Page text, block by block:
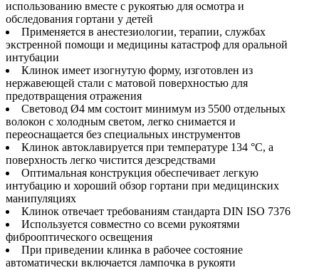
использованию вместе с рукоятью для осмотра и
обследования гортани у детей
Применяется в анестезиологии, терапии, службах
экстренной помощи и медицины катастроф для оральной
интубации
Клинок имеет изогнутую форму, изготовлен из
нержавеющей стали с матовой поверхностью для
предотвращения отражения
Световод Ø4 мм состоит минимум из 5500 отдельных
волокон с холодным светом, легко снимается и
переоснащается без специальных инструментов
Клинок автоклавируется при температуре 134 °C, а
поверхность легко чистится дезсредствами
Оптимальная конструкция обеспечивает легкую
интубацию и хороший обзор гортани при медицинских
манипуляциях
Клинок отвечает требованиям стандарта DIN ISO 7376
Используется совместно со всеми рукоятями
фиброоптического освещения
При приведении клинка в рабочее состояние
автоматически включается лампочка в рукояти